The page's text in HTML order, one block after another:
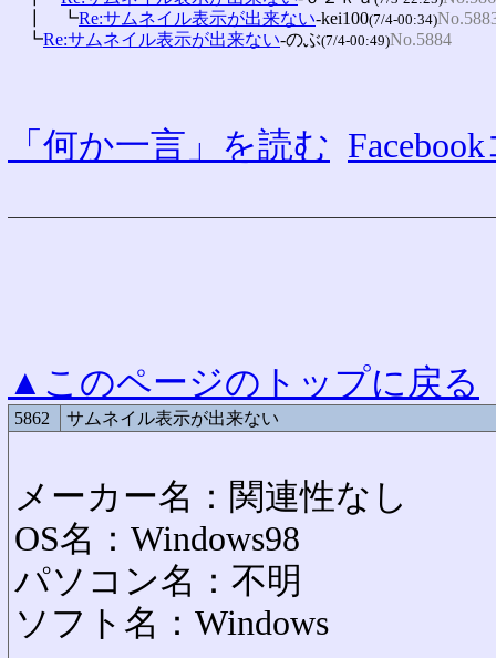
┃　┗Re:サムネイル表示が出来ない-kei100(7/4-00:34)
┗Re:サムネイル表示が出来ない-のぶ(7/4-00:49)No.5884
「何か一言」を読む
▲このページのトップに戻る
5862 サムネイル表示が出来ない
メーカー名：関連性なし
OS名：Windows98
パソコン名：不明
ソフト名：Windows